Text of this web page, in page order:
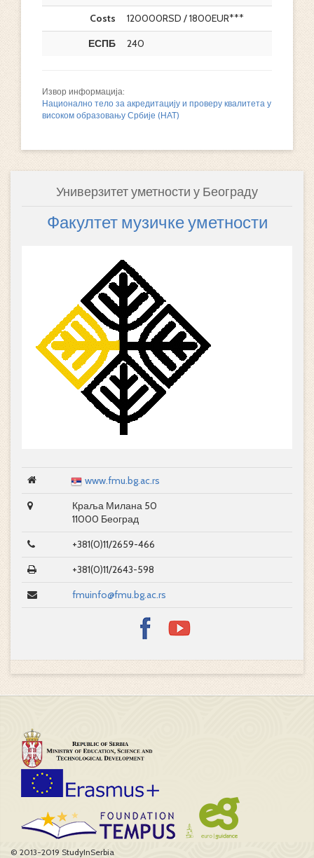
Costs
120000RSD / 1800EUR***
ЕСПБ
240
Извор информација:
Национално тело за акредитацију и проверу квалитета у
високом образовању Србије (НАТ)
Универзитет уметности у Београду
Факултет музичке уметности
www.fmu.bg.ac.rs
Краља Милана 50
11000 Београд
+381(0)11/2659-466
+381(0)11/2643-598
fmuinfo@fmu.bg.ac.rs
© 2013-2019 StudyInSerbia